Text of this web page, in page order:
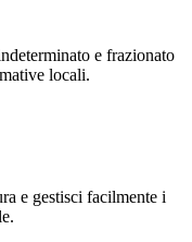
e frazionato
locali.
e gestisci facilmente i